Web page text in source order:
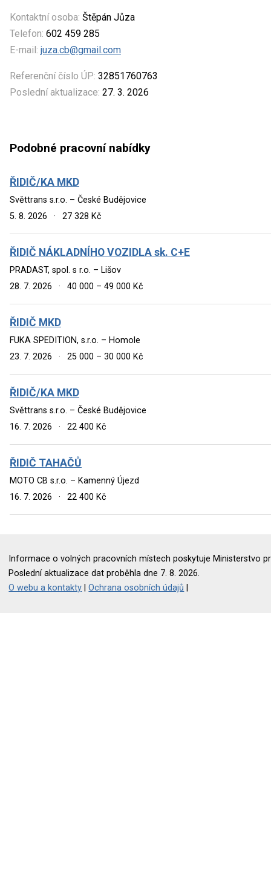
Kontaktní osoba: Štěpán Jůza
Telefon: 602 459 285
E-mail: juza.cb@gmail.com
Referenční číslo ÚP: 32851760763
Poslední aktualizace: 27. 3. 2026
Podobné pracovní nabídky
ŘIDIČ/KA MKD
Světtrans s.r.o. – České Budějovice
5. 8. 2026
· 27 328 Kč
ŘIDIČ NÁKLADNÍHO VOZIDLA sk. C+E
PRADAST, spol. s r.o. – Lišov
28. 7. 2026
· 40 000 – 49 000 Kč
ŘIDIČ MKD
FUKA SPEDITION, s.r.o. – Homole
23. 7. 2026
· 25 000 – 30 000 Kč
ŘIDIČ/KA MKD
Světtrans s.r.o. – České Budějovice
16. 7. 2026
· 22 400 Kč
ŘIDIČ TAHAČŮ
MOTO CB s.r.o. – Kamenný Újezd
16. 7. 2026
· 22 400 Kč
Informace o volných pracovních místech poskytuje Ministerstvo
Poslední aktualizace dat proběhla dne 7. 8. 2026.
O webu a kontakty |Ochrana osobních údajů